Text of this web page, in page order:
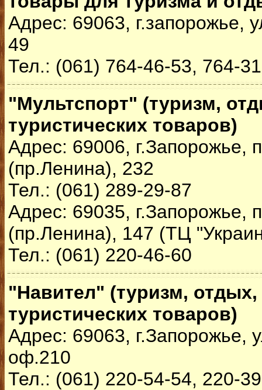
Адрес: 69063, г.запорожье,
49
Тел.: (061) 764-46-53, 764-
"Мультспорт" (туризм,
туристических товаров)
Адрес: 69006, г.Запорожье,
(пр.Ленина), 232
Тел.: (061) 289-29-87
Адрес: 69035, г.Запорожье,
(пр.Ленина), 147 (ТЦ
Тел.: (061) 220-46-60
"Навител" (туризм, отдых,
туристических товаров)
Адрес: 69063, г.Запорожье,
оф.210
Тел.: (061) 220-54-54, 220-